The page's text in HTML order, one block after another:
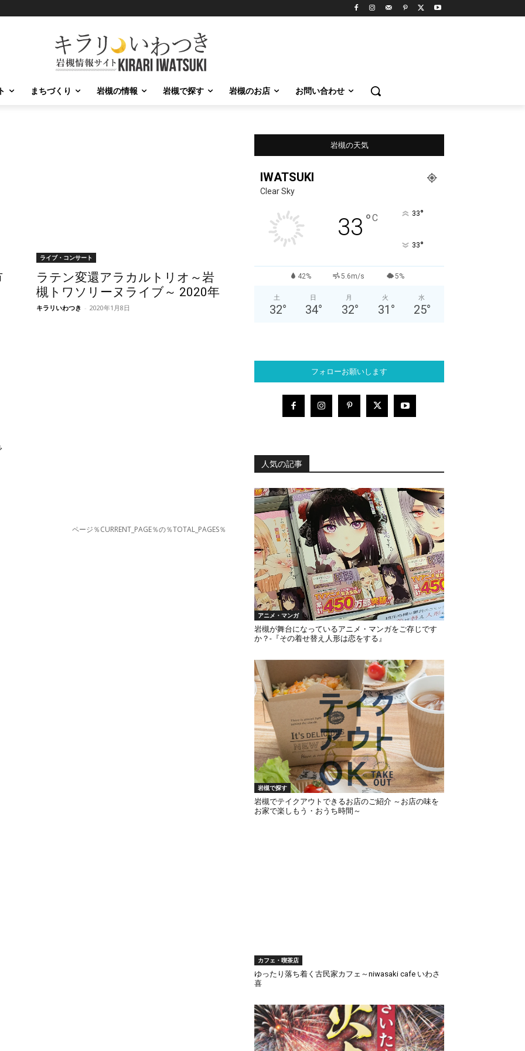
まちづくり 岩槻の情報 岩槻で探す 岩槻のお店 お問い合わせ
ライブ・コンサート
ラテン変還アラカルトリオ～岩
槻トワソリーヌライブ～ 2020年
キラリいわつき - 2020年1月8日
ページ％CURRENT_PAGE％の％TOTAL_PAGES％
岩槻の天気
IWATSUKI
Clear Sky
33 °C 33°
33°
42% 5.6m/s 5%
土
32°
日
34°
月
32°
火
31 °
水
25°
フォローお願いします
人気の記事
アニメ・マンガ
岩槻が舞台になっているアニメ・マンガをご存じです
か？-『その着せ替え人形は恋をする』
岩槻で探す
岩槻でテイクアウトできるお店のご紹介 ～お店の味を
お家で楽しもう・おうち時間～
カフェ・喫茶店
ゆったり落ち着く古民家カフェ～niwasaki cafe いわさ
喜